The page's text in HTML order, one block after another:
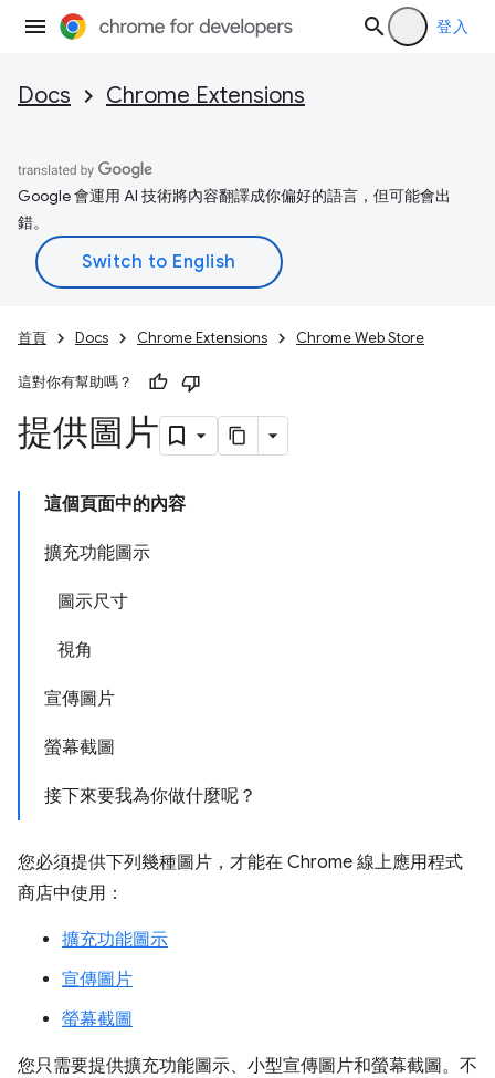
登入
Docs Chrome Extensions
Google 會運用 AI 技術將內容翻譯成你偏好的語言，但可能會出
錯。
首頁 Docs Chrome Extensions Chrome Web Store
這對你有幫助嗎？
提供圖片
這個頁面中的內容
擴充功能圖示
圖示尺寸
視角
宣傳圖片
螢幕截圖
接下來要我為你做什麼呢？
您必須提供下列幾種圖片，才能在 Chrome 線上應用程式
商店中使用：
擴充功能圖示
宣傳圖片
螢幕截圖
您只需要提供擴充功能圖示、小型宣傳圖片和螢幕截圖。不